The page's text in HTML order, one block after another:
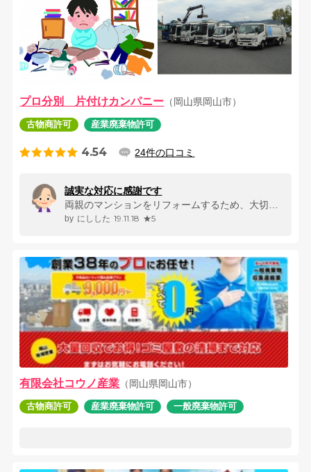
プロ分別 片付けカンパニー （岡山県岡山市）
古物商許可 産業廃棄物許可
4.54 24件の口コミ
誠実な対応に感謝です
両親のマンションをリフォームするため、大切な物、必要な物は運び出したあ...
にしした 19.11.18 ★5
有限会社コウノ産業 （岡山県岡山市）
古物商許可 産業廃棄物許可 一般廃棄物許可